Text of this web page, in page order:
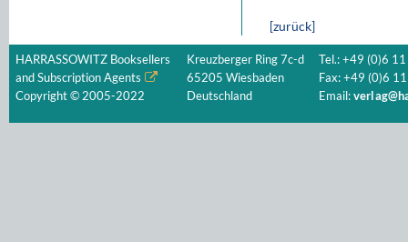
[zurück]
HARRASSOWITZ Booksellers
and Subscription Agents
Copyright © 2005-2022
Kreuzberger Ring 7c-d
65205 Wiesbaden
Deutschland
Tel.: +49 (0)6
Fax: +49 (0)6
Email: